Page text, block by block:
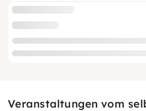
Veranstaltungen vom